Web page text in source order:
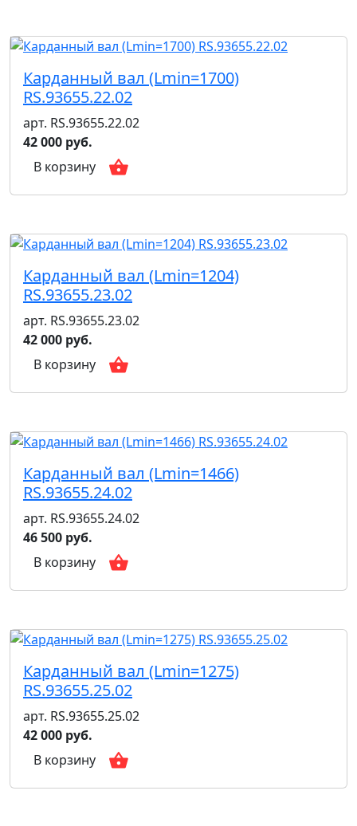
Карданный вал (Lmin=1700)
RS.93655.22.02
арт. RS.93655.22.02
42 000 руб.
В корзину
Карданный вал (Lmin=1204)
RS.93655.23.02
арт. RS.93655.23.02
42 000 руб.
В корзину
Карданный вал (Lmin=1466)
RS.93655.24.02
арт. RS.93655.24.02
46 500 руб.
В корзину
Карданный вал (Lmin=1275)
RS.93655.25.02
арт. RS.93655.25.02
42 000 руб.
В корзину